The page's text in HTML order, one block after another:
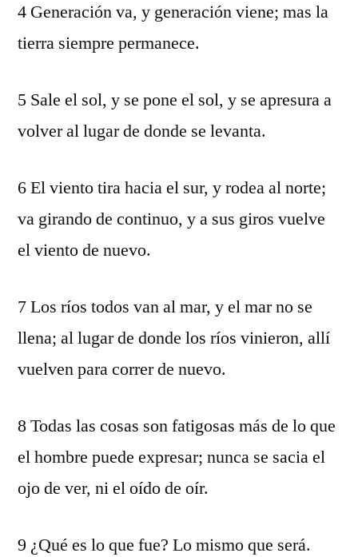
4 Generación va, y generación viene; mas la
tierra siempre permanece.
5 Sale el sol, y se pone el sol, y se apresura a
volver al lugar de donde se levanta.
6 El viento tira hacia el sur, y rodea al norte;
va girando de continuo, y a sus giros vuelve
el viento de nuevo.
7 Los ríos todos van al mar, y el mar no se
llena; al lugar de donde los ríos vinieron, allí
vuelven para correr de nuevo.
8 Todas las cosas son fatigosas más de lo que
el hombre puede expresar; nunca se sacia el
ojo de ver, ni el oído de oír.
9 ¿Qué es lo que fue? Lo mismo que será.